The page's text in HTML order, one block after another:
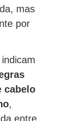
mas
por
cabelo
,
entre